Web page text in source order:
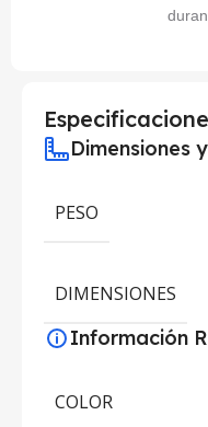
Dimensiones
PESO
DIMENSIONES
Información
COLOR